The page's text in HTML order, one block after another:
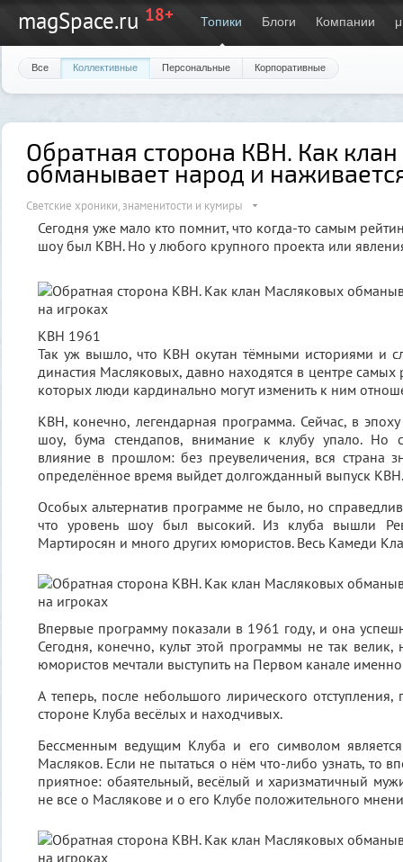
magSpace.ru 18+ Топики Блоги Компании μ
Все Коллективные Персональные Корпоративные
Обратная сторона КВН. Как
обманывает народ и
Светские хроники, знаменитости и кумиры
Сегодня уже мало кто помнит, что когда-то самым
шоу был КВН. Но у любого крупного проекта или
КВН 1961
Так уж вышло, что КВН окутан тёмными историями и
династия Масляковых, давно находятся в центре самых
которых люди кардинально могут изменить к ним
КВН, конечно, легендарная программа. Сейчас, в
шоу, бума стендапов, внимание к клубу упало. Но
влияние в прошлом: без преувеличения, вся страна
определённое время выйдет долгожданный выпуск КВН.
Особых альтернатив программе не было, но
что уровень шоу был высокий. Из клуба вышли
Мартиросян и много других юмористов. Весь Камеди
Впервые программу показали в 1961 году, и она
Сегодня, конечно, культ этой программы не так
юмористов мечтали выступить на Первом канале
А теперь, после небольшого лирического
стороне Клуба весёлых и находчивых.
Бессменным ведущим Клуба и его символом
Масляков. Если не пытаться о нём что-либо узнать, то
приятное: обаятельный, весёлый и харизматичный
не все о Маслякове и о его Клубе положительного